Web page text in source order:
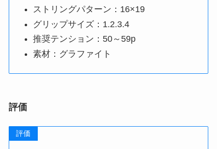
ストリングパターン：16×19
グリップサイズ：1.2.3.4
推奨テンション：50～59p
素材：グラファイト
評価
評価